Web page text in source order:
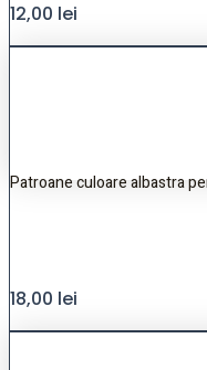
12,00 lei
Patroane culoare albastra
18,00 lei